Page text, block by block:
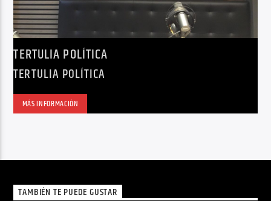
TERTULIA POLÍTICA
TERTULIA POLÍTICA
MÁS INFORMACIÓN
TAMBIÉN TE PUEDE GUSTAR